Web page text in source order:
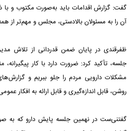
گفت: گزارش اقدامات باید به‌صورت مکتوب و با
آن را به مسئولان بالادستی، مجلس و مهم‌تر از
ظفرقندی در پایان ضمن قدردانی از تلاش
جلسه، تأکید کرد: ضرورت دارد با کار
مشکلات دارویی مردم را جلو ببریم و
روشن، قابل اندازه‌گیری و قابل ارائه به افکار
گفتنی‌ست در نهمین جلسه پایش دارو که به